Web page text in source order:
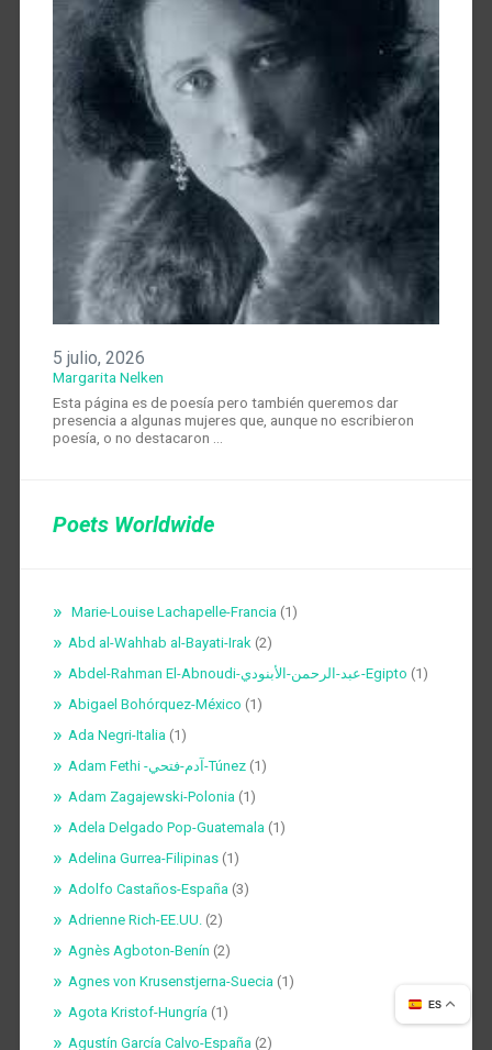
5 julio, 2026
Margarita Nelken
Esta página es de poesía pero también queremos dar
presencia a algunas mujeres que, aunque no escribieron
poesía, o no destacaron …
Poets Worldwide
Marie-Louise Lachapelle-Francia(1)
Abd al-Wahhab al-Bayati-Irak(2)
Abdel-Rahman El-Abnoudi-عبد-الرحمن-الأبنودي-Egipto (1)
Abigael Bohórquez-México (1)
Ada Negri-Italia(1)
Adam Fethi -آدم-فتحي-Túnez(1)
Adam Zagajewski-Polonia(1)
Adela Delgado Pop-Guatemala(1)
Adelina Gurrea-Filipinas(1)
Adolfo Castaños-España(3)
Adrienne Rich-EE.UU.(2)
Agnès Agboton-Benín (2)
Agnes von Krusenstjerna-Suecia(1)
Agota Kristof-Hungría(1)
Agustín García Calvo-España(2)
ES